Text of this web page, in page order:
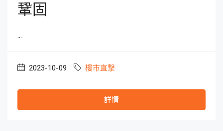
鞏固
...
2023-10-09 樓市直撃
詳情